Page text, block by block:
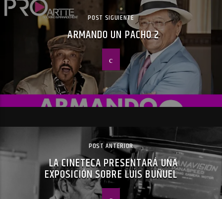
POST SIGUIENTE
ARMANDO UN PACHO 2
POST ANTERIOR
LA CINETECA PRESENTARÁ UNA
EXPOSICIÓN SOBRE LUIS BUÑUEL